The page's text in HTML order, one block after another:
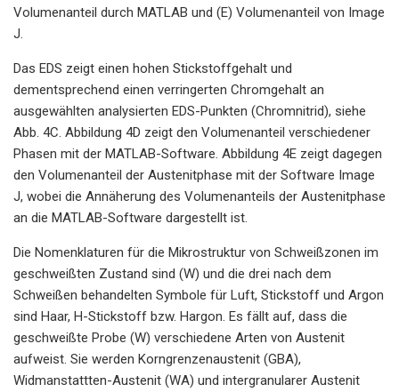
Volumenanteil durch MATLAB und (E) Volumenanteil von Image
J.
Das EDS zeigt einen hohen Stickstoffgehalt und
dementsprechend einen verringerten Chromgehalt an
ausgewählten analysierten EDS-Punkten (Chromnitrid), siehe
Abb. 4C. Abbildung 4D zeigt den Volumenanteil verschiedener
Phasen mit der MATLAB-Software. Abbildung 4E zeigt dagegen
den Volumenanteil der Austenitphase mit der Software Image
J, wobei die Annäherung des Volumenanteils der Austenitphase
an die MATLAB-Software dargestellt ist.
Die Nomenklaturen für die Mikrostruktur von Schweißzonen im
geschweißten Zustand sind (W) und die drei nach dem
Schweißen behandelten Symbole für Luft, Stickstoff und Argon
sind Haar, H-Stickstoff bzw. Hargon. Es fällt auf, dass die
geschweißte Probe (W) verschiedene Arten von Austenit
aufweist. Sie werden Korngrenzenaustenit (GBA),
Widmanstattten-Austenit (WA) und intergranularer Austenit